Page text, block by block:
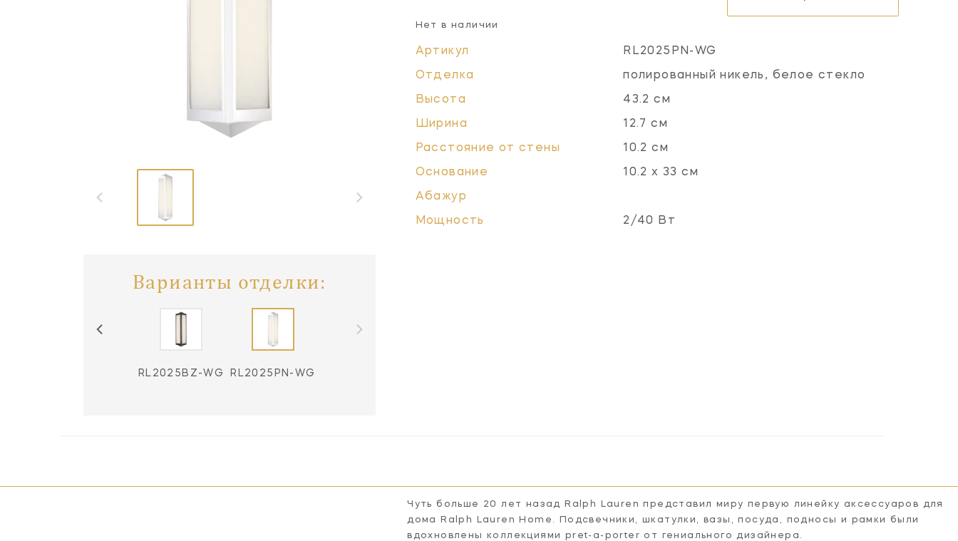
Варианты отделки:
RL2025BZ-WG RL2025PN-WG
Нет в наличии
Артикул RL2025PN-WG
Отделка полированный никель, белое стекло
Высота 43.2 см
Ширина 12.7 см
Расстояние от стены 10.2 см
Основание 10.2 x 33 см
Абажур
Мощность 2/40 Вт
Чуть больше 20 лет назад Ralph Lauren представил миру первую линейку аксессуаров для
дома Ralph Lauren Home. Подсвечники, шкатулки, вазы, посуда, подносы и рамки были
вдохновлены коллекциями pret-a-porter от гениального дизайнера.